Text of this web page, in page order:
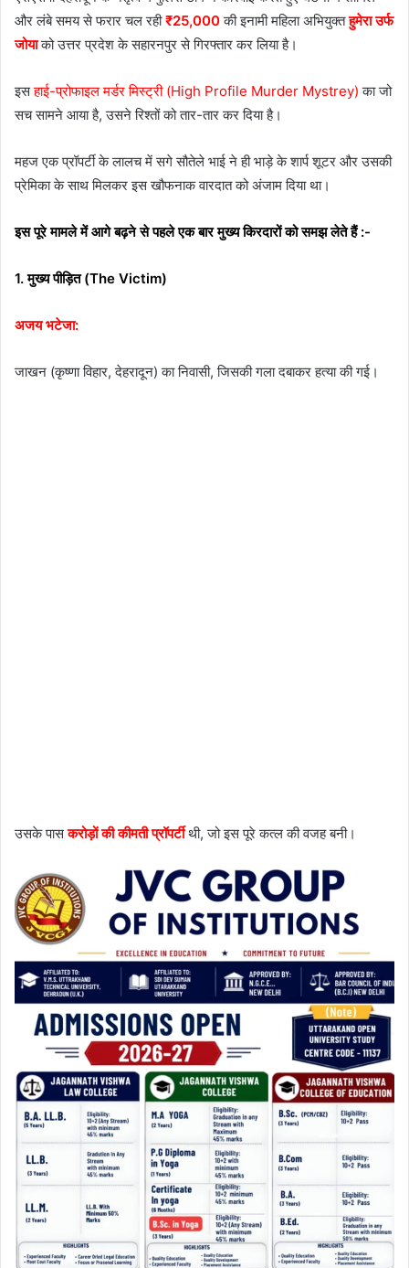
और लंबे समय से फरार चल रही₹25,000 की इनामी महिला अभियुक्तहुमेरा उर्फ
जोयाको उत्तर प्रदेश के सहारनपुर से गिरफ्तार कर लिया है।
इसहाई-प्रोफाइल मर्डर मिस्ट्री (High Profile Murder Mystrey) का जो
सच सामने आया है, उसने रिश्तों को तार-तार कर दिया है।
महज एक प्रॉपर्टी के लालच में सगे सौतेले भाई ने ही भाड़े के शार्प शूटर और उसकी
प्रेमिका के साथ मिलकर इस खौफनाक वारदात को अंजाम दिया था।
इस पूरे मामले में आगे बढ़ने से पहले एक बार मुख्य किरदारों को समझ लेते हैं :-
1. मुख्य पीड़ित (The Victim)
अजय भटेजा:
जाखन (कृष्णा विहार, देहरादून) का निवासी, जिसकी गला दबाकर हत्या की गई।
उसके पासकरोड़ों की कीमती प्रॉपर्टीथी, जो इस पूरे कत्ल की वजह बनी।